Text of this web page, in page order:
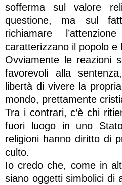
sofferma sul valore
questione, ma sul
richiamare
caratterizzano il popolo e
Ovviamente le reazioni
favorevoli alla
libertà di vivere la
mondo, prettamente
Tra i contrari, c’è chi
fuori luogo in uno
religioni hanno diritto di
culto.
Io credo che, come in
siano oggetti simbolici di